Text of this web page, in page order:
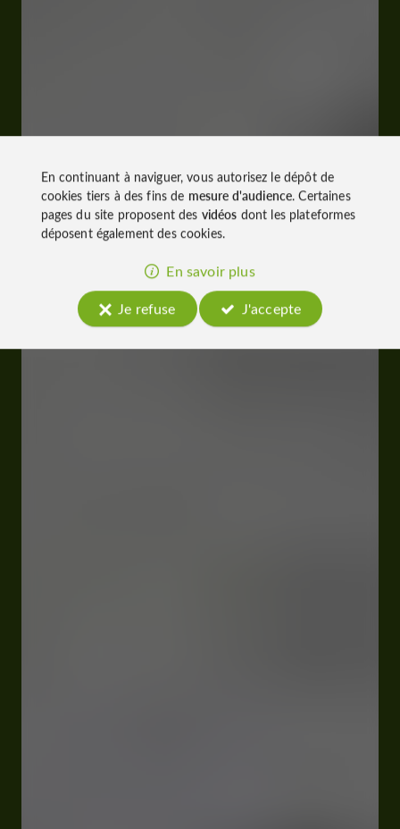
En continuant à naviguer, vous autorisez le dépôt de
cookies tiers à des fins de mesure d'audience. Certaines
pages du site proposent des vidéos dont les plateformes
déposent également des cookies.
En savoir plus
Je refuse
J'accepte